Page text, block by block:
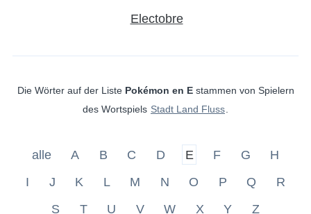
Electobre
Die Wörter auf der Liste Pokémon en Estammen von Spielern
des Wortspiels Stadt Land Fluss
alle A B C D E F G
H
I
J K L M N O P Q
R
S
T U V W X Y Z